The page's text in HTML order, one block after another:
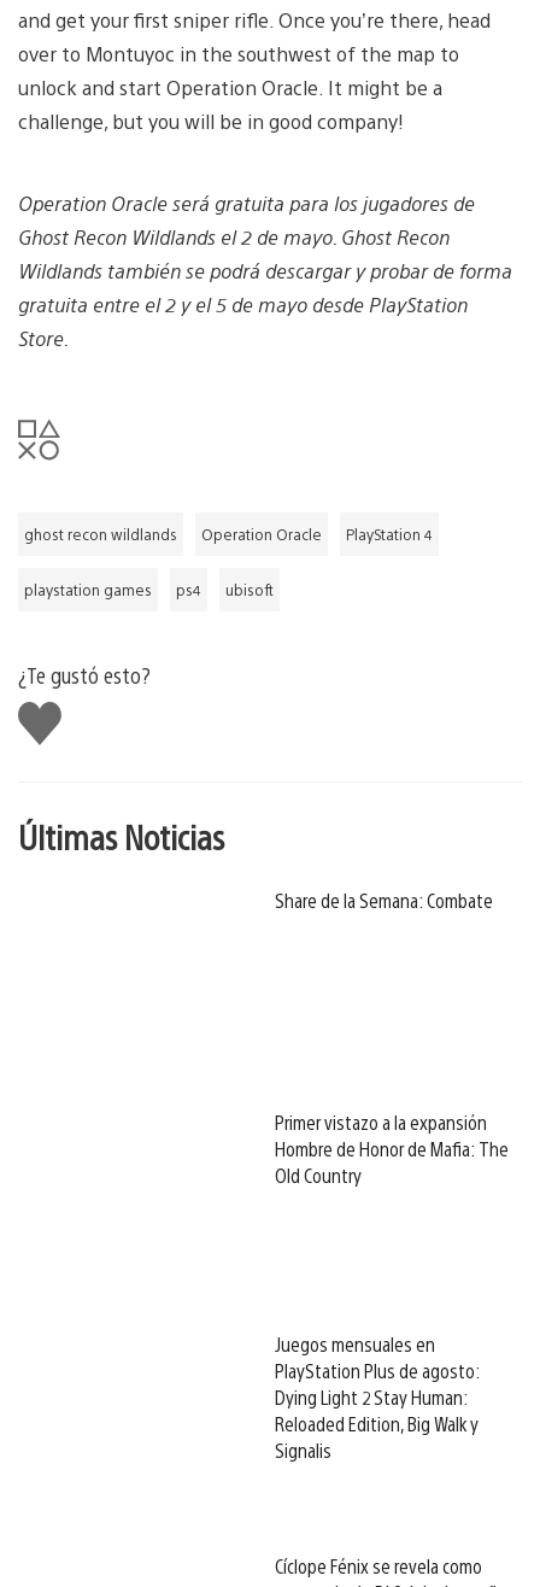
and get your first sniper rifle. Once you’re there, head
over to Montuyoc in the southwest of the map to
unlock and start Operation Oracle. It might be a
challenge, but you will be in good company!
Operation Oracle será gratuita para los jugadores de
Ghost Recon Wildlands el 2 de mayo. Ghost Recon
Wildlands también se podrá descargar y probar de forma
gratuita entre el 2 y el 5 de mayo desde PlayStation
Store.
ghost recon wildlands Operation Oracle PlayStation 4
playstation games ps4 ubisoft
¿Te gustó esto?
Me
gusta
Últimas Noticias
Share de la Semana: Combate
Primer vistazo a la expansión
Hombre de Honor de Mafia: The
Old Country
Juegos mensuales en
PlayStation Plus de agosto:
Dying Light 2 Stay Human:
Reloaded Edition, Big Walk y
Signalis
Cíclope Fénix se revela como